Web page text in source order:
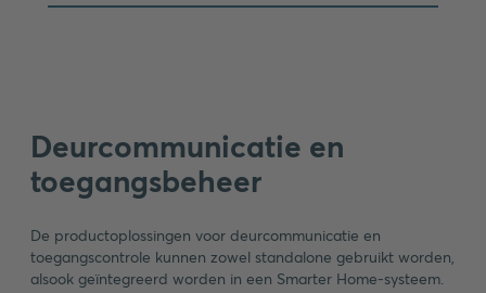
Deurcommunicatie en
toegangsbeheer
De productoplossingen voor deurcommunicatie en
toegangscontrole kunnen zowel standalone gebruikt worden,
alsook geïntegreerd worden in een Smarter Home-systeem.